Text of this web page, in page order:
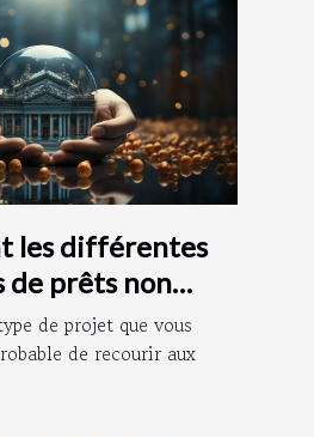
les différentes
prêts non
de projet que vous
de recourir aux